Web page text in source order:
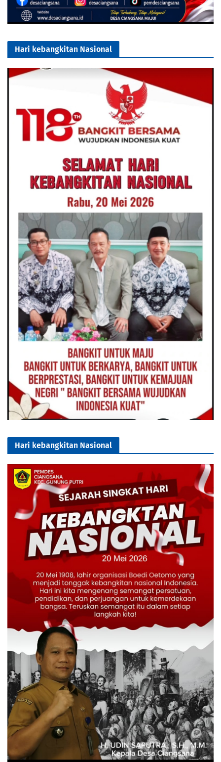
Hari kebangkitan Nasional
Hari kebangkitan Nasional